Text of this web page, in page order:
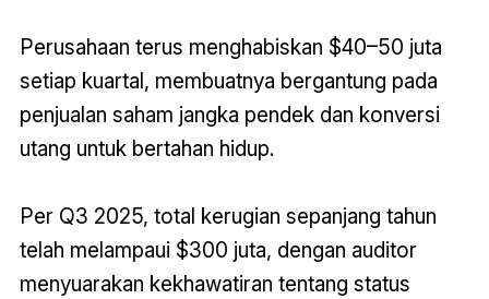
Perusahaan terus menghabiskan $40–50 juta
setiap kuartal, membuatnya bergantung pada
penjualan saham jangka pendek dan konversi
utang untuk bertahan hidup.
Per Q3 2025, total kerugian sepanjang tahun
telah melampaui $300 juta, dengan auditor
menyuarakan kekhawatiran tentang status